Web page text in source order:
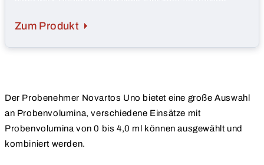
Zum Produkt
Der Probenehmer Novartos Uno bietet eine große Auswahl
an Probenvolumina, verschiedene Einsätze mit
Probenvolumina von 0 bis 4,0 ml können ausgewählt und
kombiniert werden.